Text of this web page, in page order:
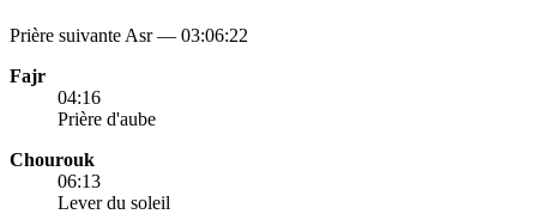
Prière suivante Asr — 03:06:22
Fajr
04:16
Prière d'aube
Chourouk
06:13
Lever du soleil